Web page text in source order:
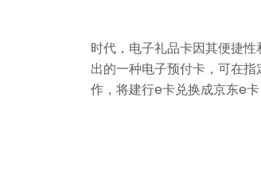
时代，电子礼品卡因其便捷
出的一种电子预付卡，可在
作，将建行e卡兑换成京东e